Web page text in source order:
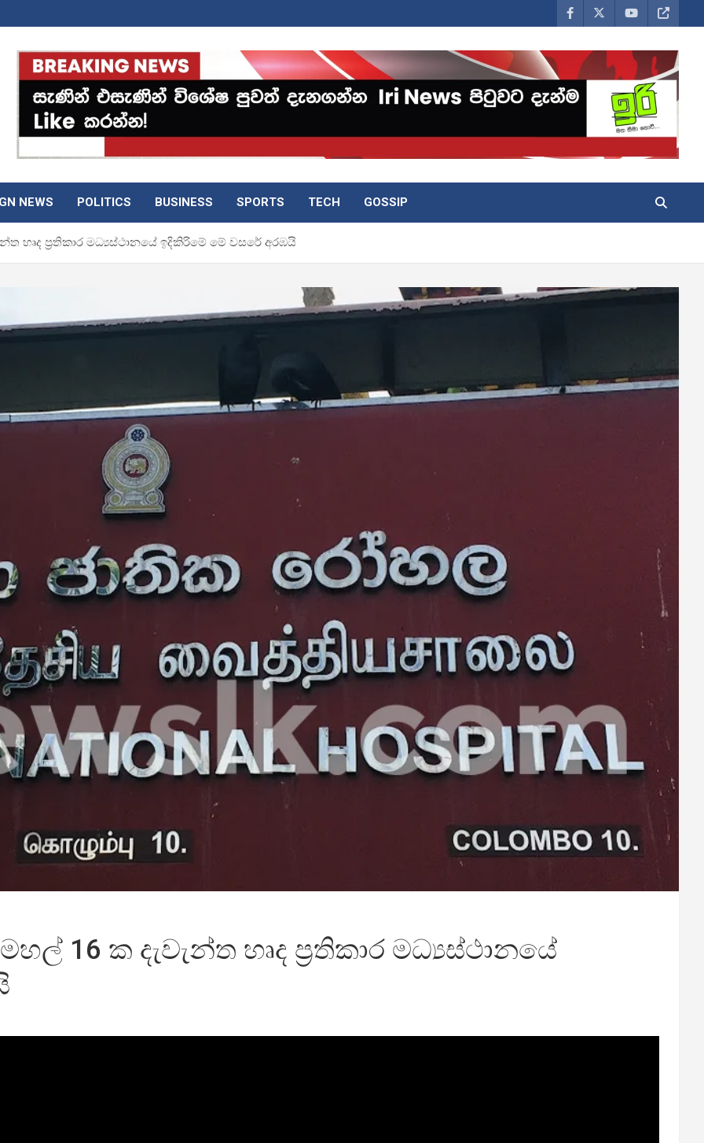
NEWS POLITICS BUSINESS SPORTS TECH GOSSIP
හෘද ප්‍රතිකාර මධ්‍යස්ථානයේ ඉදිකිරිමේ මේ වසරේ අරඹයි
16 ක දැවැන්ත හෘද ප්‍රතිකාර මධ්‍යස්ථානයේ